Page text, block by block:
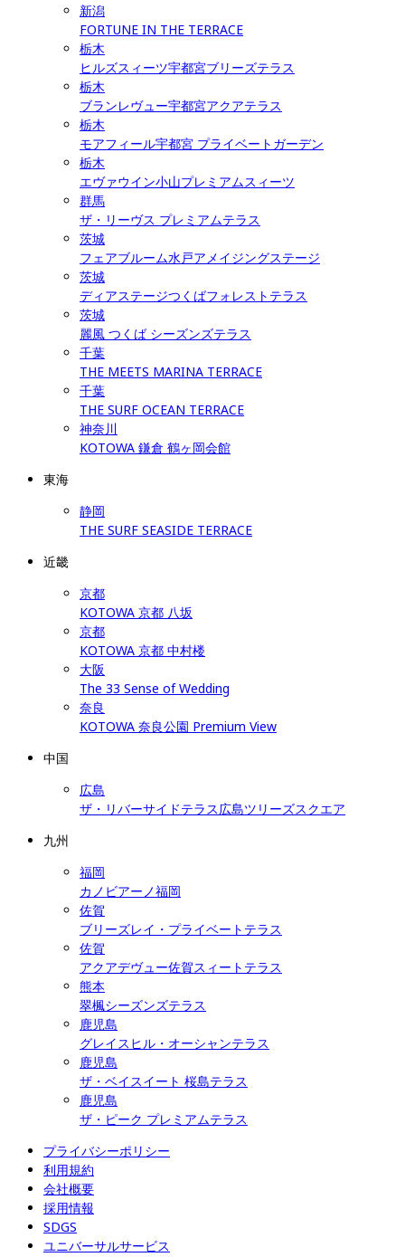
新潟
FORTUNE IN THE TERRACE
栃木
ヒルズスィーツ宇都宮ブリーズテラス
栃木
ブランレヴュー宇都宮アクアテラス
栃木
モアフィール宇都宮 プライベートガーデン
栃木
エヴァウイン小山プレミアムスィーツ
群馬
ザ・リーヴス プレミアムテラス
茨城
フェアブルーム水戸アメイジングステージ
茨城
ディアステージつくばフォレストテラス
茨城
麗風 つくば シーズンズテラス
千葉
THE MEETS MARINA TERRACE
千葉
THE SURF OCEAN TERRACE
神奈川
KOTOWA 鎌倉 鶴ヶ岡会館
東海
静岡
THE SURF SEASIDE TERRACE
近畿
京都
KOTOWA 京都 八坂
京都
KOTOWA 京都 中村楼
大阪
The 33 Sense of Wedding
奈良
KOTOWA 奈良公園 Premium View
中国
広島
ザ・リバーサイドテラス広島ツリーズスクエア
九州
福岡
カノビアーノ福岡
佐賀
ブリーズレイ・プライベートテラス
佐賀
アクアデヴュー佐賀スィートテラス
熊本
翠楓シーズンズテラス
鹿児島
グレイスヒル・オーシャンテラス
鹿児島
ザ・ベイスイート 桜島テラス
鹿児島
ザ・ピーク プレミアムテラス
プライバシーポリシー
利用規約
会社概要
採用情報
SDGS
ユニバーサルサービス